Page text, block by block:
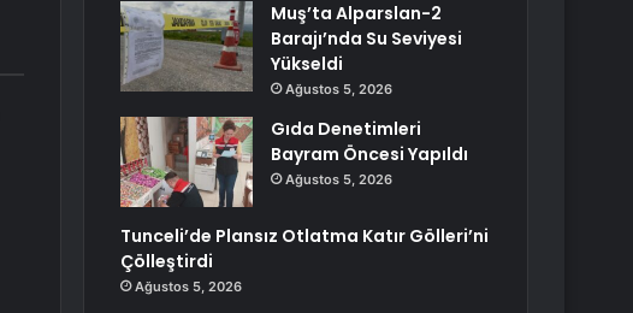
Muş’ta Alparslan-2
Barajı’nda Su Seviyesi
Yükseldi
Ağustos 5, 2026
Gıda Denetimleri
Bayram Öncesi Yapıldı
Ağustos 5, 2026
Tunceli’de Plansız Otlatma Katır Gölleri’ni
Çölleştirdi
Ağustos 5, 2026